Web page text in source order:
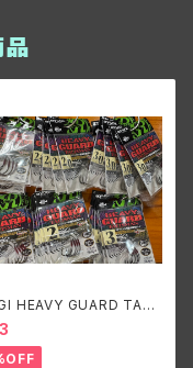
品
HEAVY GUARD TALI
リューギ ヘビーガードタ